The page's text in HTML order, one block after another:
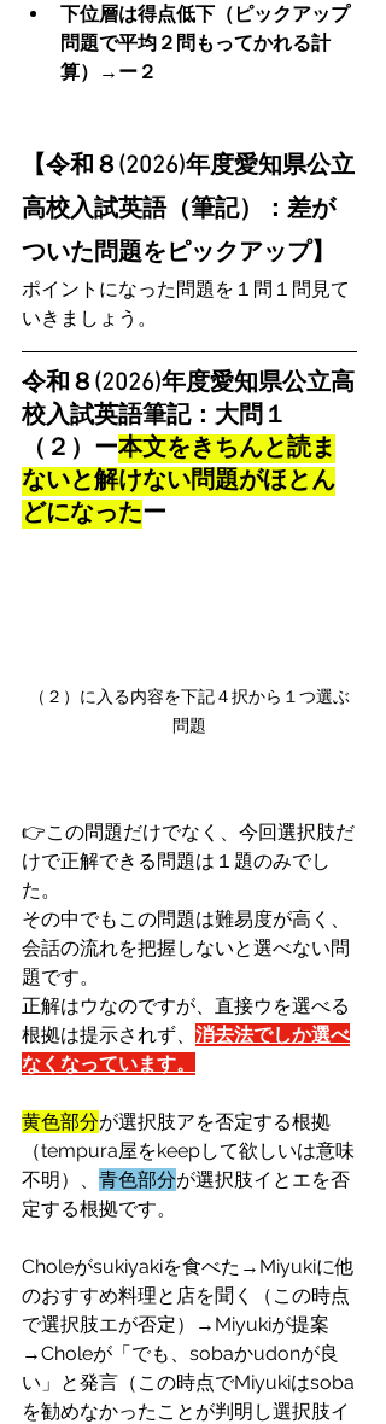
下位層は得点低下（ピックアップ
問題で平均２問もってかれる計
算）→ー２
【令和８(2026)年度愛知県公立
高校入試英語（筆記）：差が
ついた問題をピックアップ】
ポイントになった問題を１問１問見て
いきましょう。
令和８(2026)年度愛知県公立高
校入試英語筆記：大問１
（２）ー本文をきちんと読ま
ないと解けない問題がほとん
どになったー
（２）に入る内容を下記４択から１つ選ぶ
問題
👉この問題だけでなく、今回選択肢だ
けで正解できる問題は１題のみでし
た。
その中でもこの問題は難易度が高く、
会話の流れを把握しないと選べない問
題です。
正解はウなのですが、直接ウを選べる
根拠は提示されず、 消去法でしか選べ
なくなっています。
黄色部分が選択肢アを否定する根拠
（tempura屋をkeepして欲しいは意味
不明）、 青色部分が選択肢イとエを否
定する根拠です。
Choleがsukiyakiを食べた→Miyukiに他
のおすすめ料理と店を聞く（この時点
で選択肢エが否定）→Miyukiが提案
→Choleが「でも、sobaかudonが良
い」と発言（この時点でMiyukiはsoba
を勧めなかったことが判明し選択肢イ